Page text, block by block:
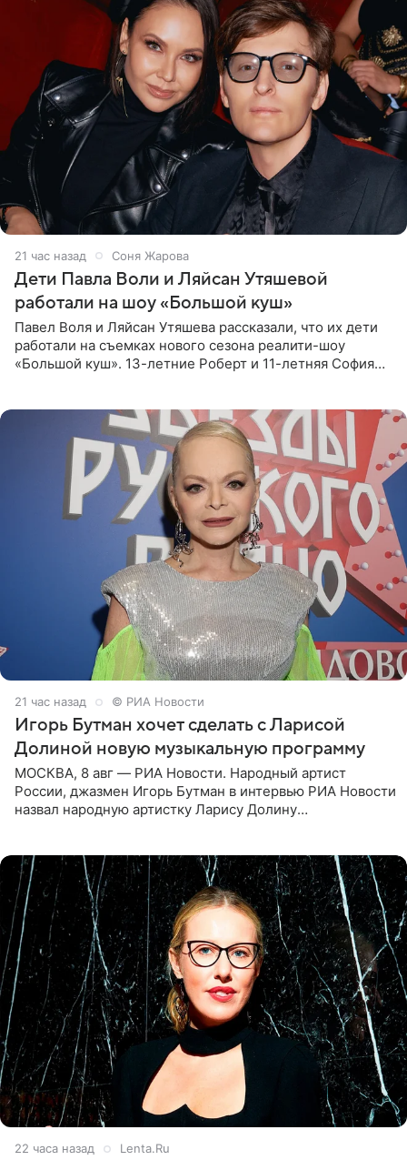
21 час назад Соня Жарова
Дети Павла Воли и Ляйсан Утяшевой
работали на шоу «Большой куш»
Павел Воля и Ляйсан Утяшева рассказали, что их дети
работали на съемках нового сезона реалити-шоу
«Большой куш». 13-летние Роберт и 11-летняя София
21 час назад © РИА Новости
Игорь Бутман хочет сделать с Ларисой
Долиной новую музыкальную программу
МОСКВА, 8 авг — РИА Новости. Народный артист
России, джазмен Игорь Бутман в интервью РИА Новости
назвал народную артистку Ларису Долину
22 часа назад Lenta.Ru